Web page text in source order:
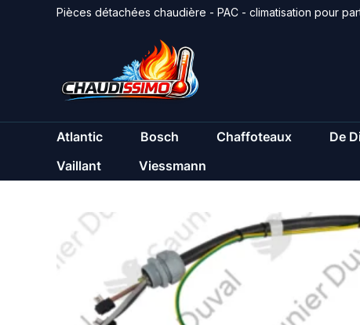
Pièces détachées chaudière - PAC - climatisation pour
Atlantic Bosch Chaffoteaux De
Vaillant
Viessmann